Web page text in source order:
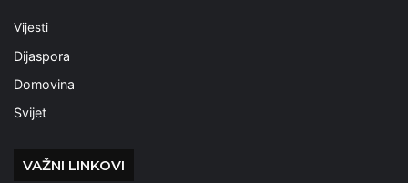
Vijesti
Dijaspora
Domovina
Svijet
VAŽNI LINKOVI